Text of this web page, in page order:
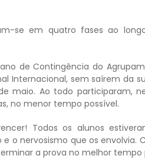
se em quatro fases ao
de Contingência do
Internacional, sem saírem da
maio. Ao todo participaram,
no menor tempo possível.
Todos os alunos
o nervosismo que os envolvia.
a prova no melhor tempo